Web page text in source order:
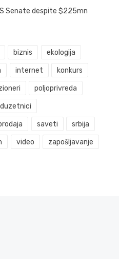
Senate despite $225mn
biznis ekologija
internet konkurs
poljoprivreda
saveti srbija
video zapošljavanje